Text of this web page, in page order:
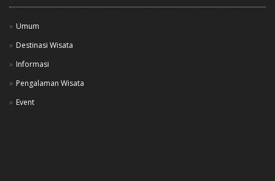
Umum
Destinasi Wisata
Informasi
Pengalaman Wisata
Event